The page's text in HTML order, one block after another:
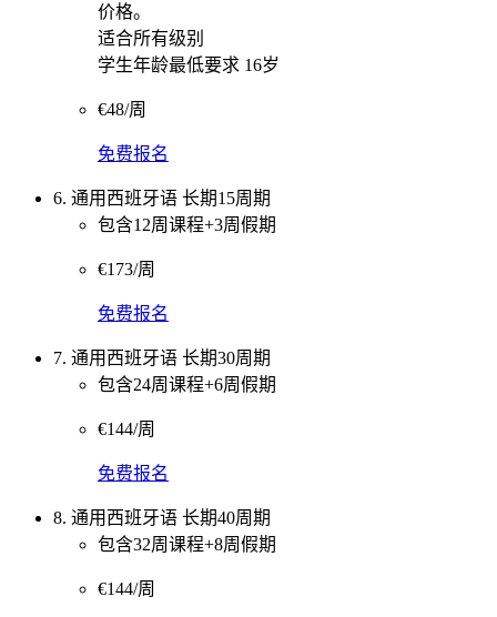
价格。
适合所有级别
学生年龄最低要求 16岁
€48/周
免费报名
6. 通用西班牙语 长期15周期
包含12周课程+3周假期
€173/周
免费报名
7. 通用西班牙语 长期30周期
包含24周课程+6周假期
€144/周
免费报名
8. 通用西班牙语 长期40周期
包含32周课程+8周假期
€144/周